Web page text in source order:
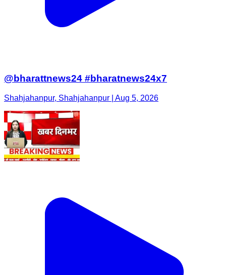
@bharattnews24 #bharatnews24x7
Shahjahanpur, Shahjahanpur | Aug 5, 2026